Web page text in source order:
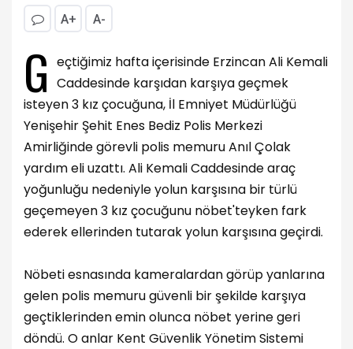
A+ A-
G eçtiğimiz hafta içerisinde Erzincan Ali Kemali
Caddesinde karşıdan karşıya geçmek
isteyen 3 kız çocuğuna, İl Emniyet Müdürlüğü
Yenişehir Şehit Enes Bediz Polis Merkezi
Amirliğinde görevli polis memuru Anıl Çolak
yardım eli uzattı. Ali Kemali Caddesinde araç
yoğunluğu nedeniyle yolun karşısına bir türlü
geçemeyen 3 kız çocuğunu nöbet'teyken fark
ederek ellerinden tutarak yolun karşısına geçirdi.
Nöbeti esnasında kameralardan görüp yanlarına
gelen polis memuru güvenli bir şekilde karşıya
geçtiklerinden emin olunca nöbet yerine geri
döndü. O anlar Kent Güvenlik Yönetim Sistemi